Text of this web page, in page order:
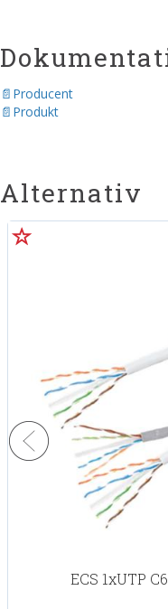
Producent
Produkt
Alternativ
ECS 1xUTP